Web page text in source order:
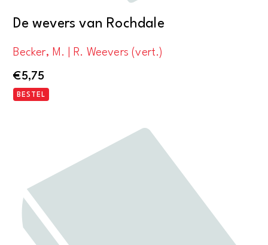
De wevers van Rochdale
Becker, M. | R. Weevers (vert.)
€5,75
BESTEL